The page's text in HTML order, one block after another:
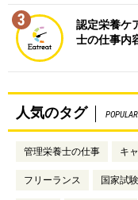
3
認定栄養ケ
士の仕事内
人気のタグ
管理栄養士の仕事 キ
フリーランス 国家試験